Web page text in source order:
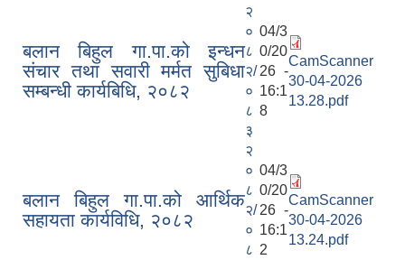
बलान बिहुल गा.पा.को इन्धन
संचार तथा सवारी मर्मत सुबिधा
सम्बन्धी कार्यबिधि, २०८२
२
०
८
२/
०
८
३
04/3
0/20
26 -
16:1
8
CamScanner
30-04-2026
13.28.pdf
बलान बिहुल गा.पा.को आर्थिक
सहायता कार्यविधि, २०८२
२
०
८
२/
०
८
04/3
0/20
26 -
16:1
2
CamScanner
30-04-2026
13.24.pdf